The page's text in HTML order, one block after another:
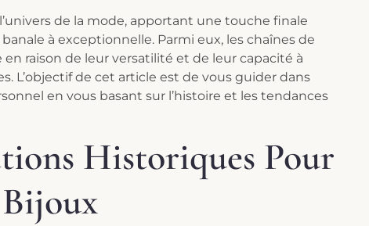
de la mode, apportant une touche finale
à exceptionnelle. Parmi eux, les chaînes de
raison de leur versatilité et de leur capacité à
L’objectif de cet article est de vous guider dans
en vous basant sur l’histoire et les tendances
Historiques Pour